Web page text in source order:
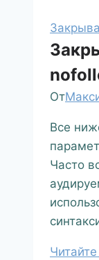
От
Все
Часто